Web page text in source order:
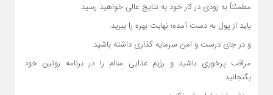
مطمئناً به زودی در کار خود به نتایج عالی خواهید رسید.
باید از پول به دست آمده؛ نهایت بهره را ببرید.
و در جای درست و امن سرمایه گذاری داشته باشید.
مراقب پرخوری باشید و رژیم غذایی سالم را در برنامه روتین خود
بگنجانید.